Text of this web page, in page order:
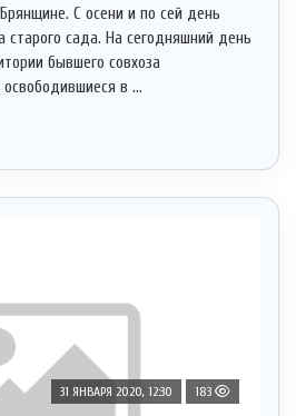
С осени и по сей день
старого сада. На сегодняшний день
бывшего совхоза
в ...
31 ЯНВАРЯ 2020, 12:30 183